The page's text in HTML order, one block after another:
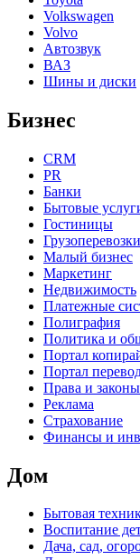
Volkswagen
Volvo
Автозвук
ВАЗ
Шины и диски
Бизнес
CRM
PR
Банки
Бытовые
Гостиницы
Грузоперевозки
Малый бизнес
Маркетинг
Недвижимость
Платежные
Полиграфия
Политика и
Портал
Портал
Права и законы
Реклама
Страхование
Финансы и
Дом
Бытовая
Воспитание
Дача, сад,